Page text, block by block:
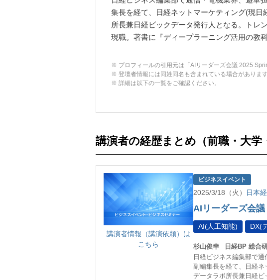
集長を経て、日経ネットマーケティング(現
所長兼日経ビックデータ発行人となる。トレ
現職。著書に『ディープラーニング活用の教
※ プロフィールの引用元は「AIリーダーズ会議 2025
※ 登壇者情報には同姓同名も含まれている場合があります
※ 詳細は以下の一覧をご確認ください。
講演者の経歴まとめ（前職・大学
講演者情報（講演依頼）は
こちら
ビジネスイベント
2025/3/18（火） 日本
AIリーダーズ会
AI(人工知能) DX(
杉山俊幸 日経BP 総合
日経ビジネス編集部で
副編集長を経て、日経
データラボ所長兼日経